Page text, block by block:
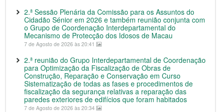
2.ª Sessão Plenária da Comissão para os Assuntos do
Cidadão Sénior em 2026 e também reunião conjunta com
o Grupo de Coordenação Interdepartamental do
Mecanismo de Protecção dos Idosos de Macau
7 de Agosto de 2026 às 20:41
2.ª reunião do Grupo Interdepartamental de Coordenação
para Optimização da Fiscalização de Obras de
Construção, Reparação e Conservação em Curso
Sistematização de todas as fases e procedimentos de
fiscalização da segurança relativas a reparação das
paredes exteriores de edifícios que foram habitados
7 de Agosto de 2026 às 20:34